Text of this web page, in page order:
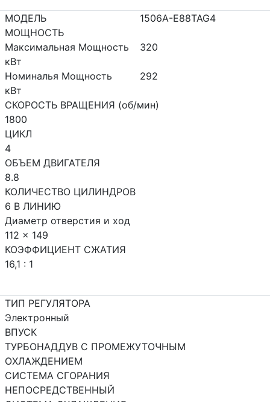
МОДЕЛЬ
1506A-E88TAG4
МОЩНОСТЬ
Максимальная Мощность
кВт
320
Номиналья Мощность
кВт
292
СКОРОСТЬ ВРАЩЕНИЯ (об/мин)
1800
ЦИКЛ
4
ОБЪЕМ ДВИГАТЕЛЯ
8.8
КОЛИЧЕСТВО ЦИЛИНДРОВ
6 В ЛИНИЮ
Диаметр отверстия и ход
112 x 149
КОЭФФИЦИЕНТ СЖАТИЯ
16,1 : 1
ТИП РЕГУЛЯТОРА
Электронный
ВПУСК
ТУРБОНАДДУВ С ПРОМЕЖУТОЧНЫМ
ОХЛАЖДЕНИЕМ
СИСТЕМА СГОРАНИЯ
НЕПОСРЕДСТВЕННЫЙ